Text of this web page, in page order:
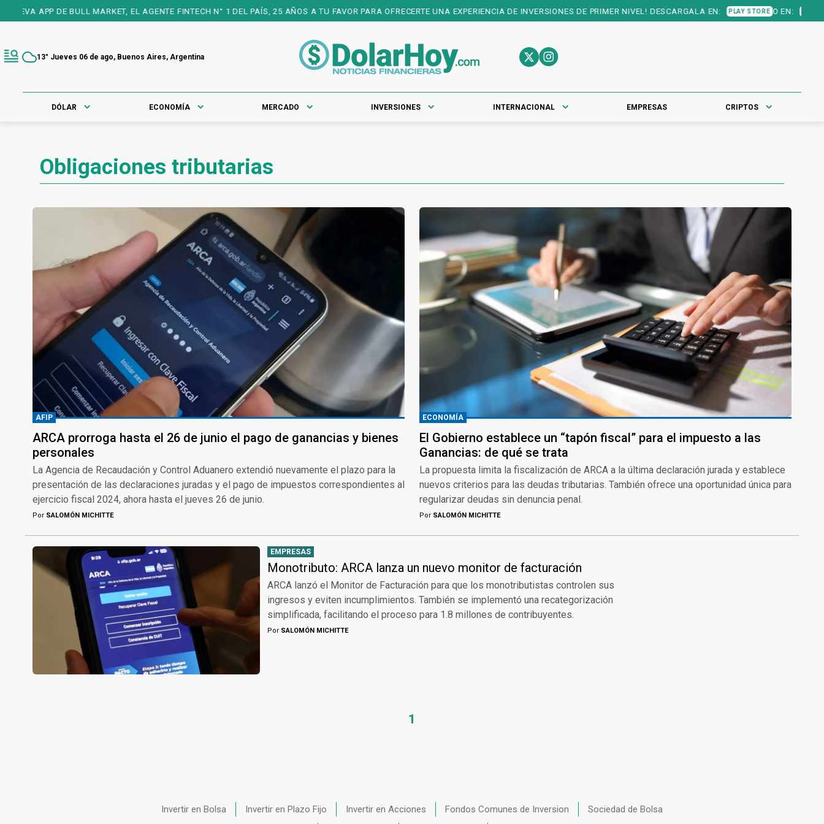
APP DE BULL MARKET, EL AGENTE FINTECH N° 1 DEL PAÍS, 25 AÑOS A TU FAVOR PARA OFRECERTE UNA EXPERIENCIA DE INVERSIONES DE PRIMER NIVEL! DESCARGALA EN: PLAY STORE O EN: APP STORE
13° Jueves 06 de ago, Buenos Aires, Argentina
DÓLAR ECONOMÍA MERCADO INVERSIONES INTERNACIONAL EMPRESAS CRIPTOS
Obligaciones tributarias
AFIP
ARCA prorroga hasta el 26 de junio el pago de ganancias y bienes
personales
La Agencia de Recaudación y Control Aduanero extendió nuevamente el plazo para la
presentación de las declaraciones juradas y el pago de impuestos correspondientes al
ejercicio fiscal 2024, ahora hasta el jueves 26 de junio.
Por SALOMÓN MICHITTE
ECONOMÍA
El Gobierno establece un “tapón fiscal” para el impuesto a las
Ganancias: de qué se trata
La propuesta limita la fiscalización de ARCA a la última declaración jurada y establece
nuevos criterios para las deudas tributarias. También ofrece una oportunidad única para
regularizar deudas sin denuncia penal.
Por SALOMÓN MICHITTE
EMPRESAS
Monotributo: ARCA lanza un nuevo monitor de facturación
ARCA lanzó el Monitor de Facturación para que los monotributistas controlen sus
ingresos y eviten incumplimientos. También se implementó una recategorización
simplificada, facilitando el proceso para 1.8 millones de contribuyentes.
Por SALOMÓN MICHITTE
1
Invertir en Bolsa Invertir en Plazo Fijo Invertir en Acciones Fondos Comunes de Inversion Sociedad de Bolsa